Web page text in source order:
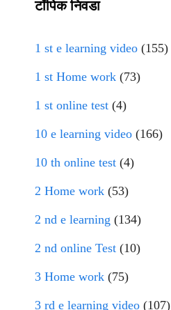
टॉपिक निवडा
1 st e learning video (155)
1 st Home work (73)
1 st online test (4)
10 e learning video (166)
10 th online test (4)
2 Home work (53)
2 nd e learning (134)
2 nd online Test (10)
3 Home work (75)
3 rd e learning video (107)